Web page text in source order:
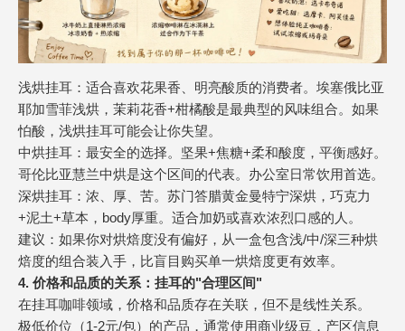
浅烘挂耳：适合喜欢花果香、明亮酸质的消费者。埃塞俄比亚
耶加雪菲浅烘，茉莉花香+柑橘酸是最典型的风味组合。如果
怕酸，浅烘挂耳可能会让你失望。
中烘挂耳：最安全的选择。坚果+焦糖+柔和酸度，平衡感好。
哥伦比亚慧兰中烘是这个区间的代表。办公室日常饮用首选。
深烘挂耳：浓、厚、苦。苏门答腊黄金曼特宁深烘，巧克力
+泥土+草本，body厚重。适合加奶或喜欢浓烈口感的人。
建议：如果你对烘焙度没有偏好，从一盒包含浅/中/深三种烘
焙度的组合装入手，比盲目购买单一烘焙度更有效率。
4. 价格和品质的关系：挂耳的"合理区间"
在挂耳咖啡领域，价格和品质存在关联，但不是线性关系。
极低价位（1-2元/包）的产品，通常使用商业级豆，产区信息